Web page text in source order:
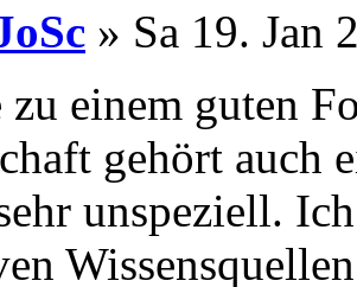
» Sa 19. Jan
einem guten
gehört auch
unspeziell.